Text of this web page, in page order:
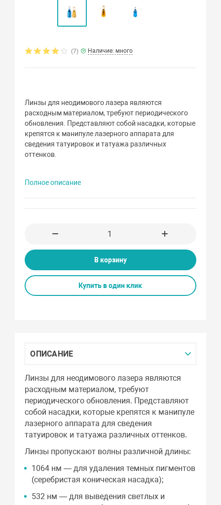
(7) Наличие: много
Линзы для неодимового лазера являются
расходным материалом, требуют периодического
обновления. Представляют собой насадки, которые
крепятся к манипуле лазерного аппарата для
сведения татуировок и татуажа различных
оттенков.
Полное описание
В корзину
Купить в один клик
ОПИСАНИЕ
Линзы для неодимового лазера являются
расходным материалом, требуют
периодического обновления. Представляют
собой насадки, которые крепятся к манипуле
лазерного аппарата для сведения
татуировок и татуажа различных оттенков.
Линзы пропускают волны различной длины:
1064 нм — для удаления темных пигментов
(серебристая коническая насадка);
532 нм — для выведения светлых и